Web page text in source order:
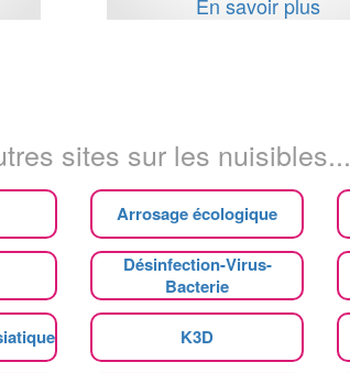
En savoir plus
sites sur les nuisibles...
Arrosage écologique
Désinfection-Virus-
Bacterie
K3D